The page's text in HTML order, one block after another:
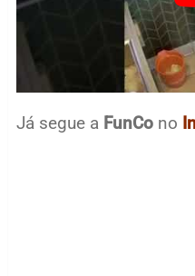
Já segue a FunCono